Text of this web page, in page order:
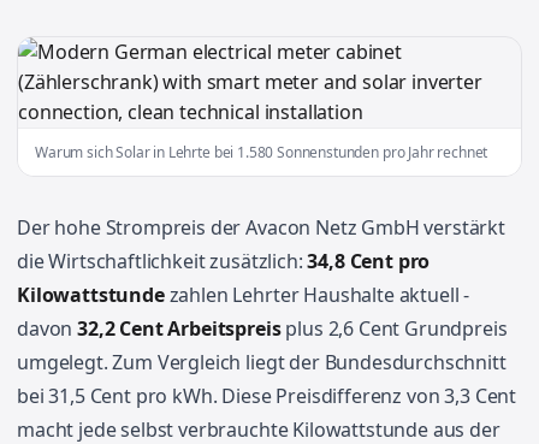
Warum sich Solar in Lehrte bei 1.580 Sonnenstunden pro Jahr rechnet
Der hohe Strompreis der Avacon Netz GmbH verstärkt
die Wirtschaftlichkeit zusätzlich:34,8 Cent pro
Kilowattstundezahlen Lehrter Haushalte aktuell -
davon32,2 Cent Arbeitspreisplus 2,6 Cent Grundpreis
umgelegt. Zum Vergleich liegt der Bundesdurchschnitt
bei 31,5 Cent pro kWh. Diese Preisdifferenz von 3,3 Cent
macht jede selbst verbrauchte Kilowattstunde aus der